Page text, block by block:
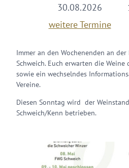
30.08.2026
weitere Termine
Immer an den Wochenenden an
Schweich. Euch erwarten die Weine
sowie ein wechselndes
Vereine.
Diesen Sonntag wird der
Schweich/Kenn betrieben.